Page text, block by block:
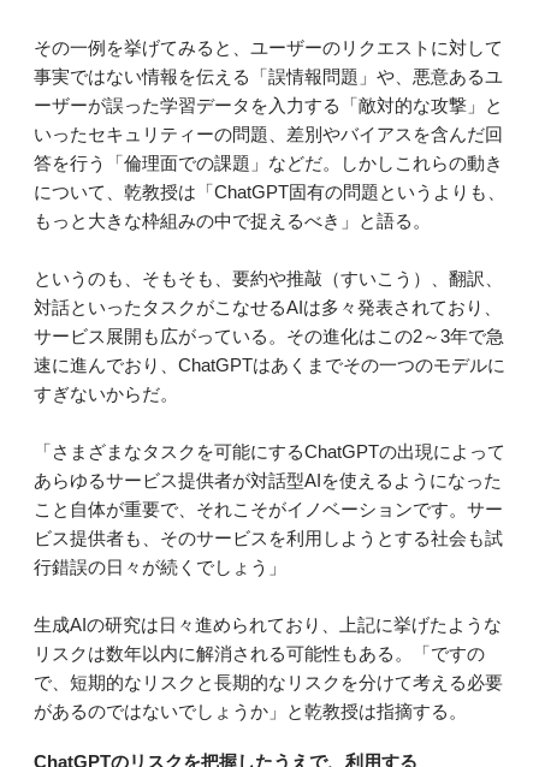
その一例を挙げてみると、ユーザーのリクエストに対して
事実ではない情報を伝える「誤情報問題」や、悪意あるユ
ーザーが誤った学習データを入力する「敵対的な攻撃」と
いったセキュリティーの問題、差別やバイアスを含んだ回
答を行う「倫理面での課題」などだ。しかしこれらの動き
について、乾教授は「ChatGPT固有の問題というよりも、
もっと大きな枠組みの中で捉えるべき」と語る。
というのも、そもそも、要約や推敲（すいこう）、翻訳、
対話といったタスクがこなせるAIは多々発表されており、
サービス展開も広がっている。その進化はこの2～3年で急
速に進んでおり、ChatGPTはあくまでその一つのモデルに
すぎないからだ。
「さまざまなタスクを可能にするChatGPTの出現によって
あらゆるサービス提供者が対話型AIを使えるようになった
こと自体が重要で、それこそがイノベーションです。サー
ビス提供者も、そのサービスを利用しようとする社会も試
行錯誤の日々が続くでしょう」
生成AIの研究は日々進められており、上記に挙げたような
リスクは数年以内に解消される可能性もある。「ですの
で、短期的なリスクと長期的なリスクを分けて考える必要
があるのではないでしょうか」と乾教授は指摘する。
ChatGPTのリスクを把握したうえで、利用する